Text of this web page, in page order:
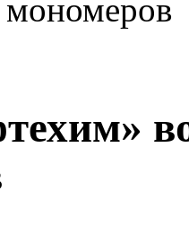
мономеров